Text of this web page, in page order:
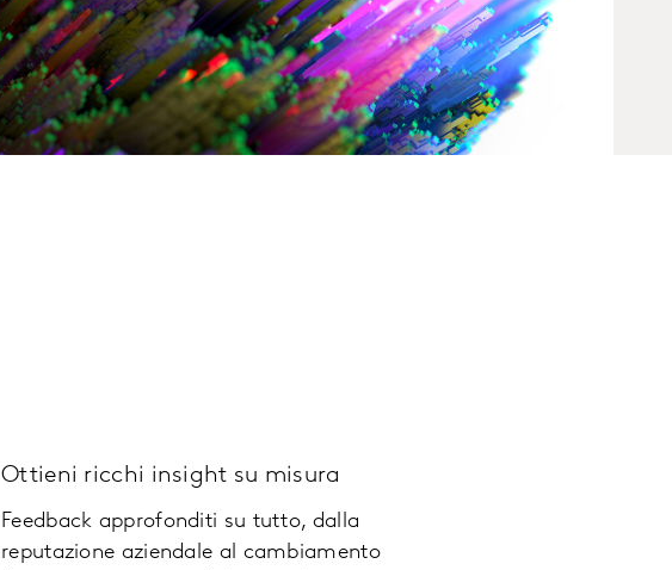
Ottieni ricchi insight su misura
Feedback approfonditi su tutto, dalla
reputazione aziendale al cambiamento